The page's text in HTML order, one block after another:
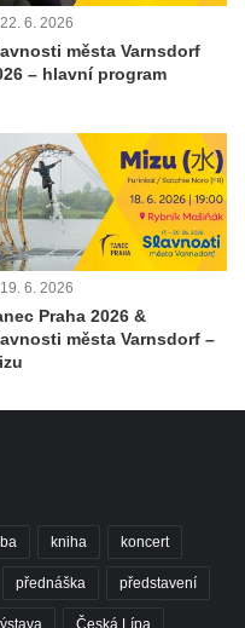
22. 6. 2026
města Varnsdorf
– hlavní program
19. 6. 2026
Praha 2026 &
města Varnsdorf –
kniha koncert
přednáška představení
Česká Lípa